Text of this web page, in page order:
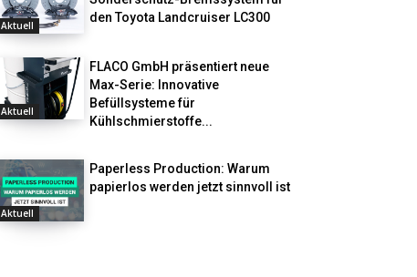
Aktuell
den Toyota Landcruiser LC300
Aktuell
FLACO GmbH präsentiert neue
Max-Serie: Innovative
Befüllsysteme für
Kühlschmierstoffe...
Aktuell
Paperless Production: Warum
papierlos werden jetzt sinnvoll ist